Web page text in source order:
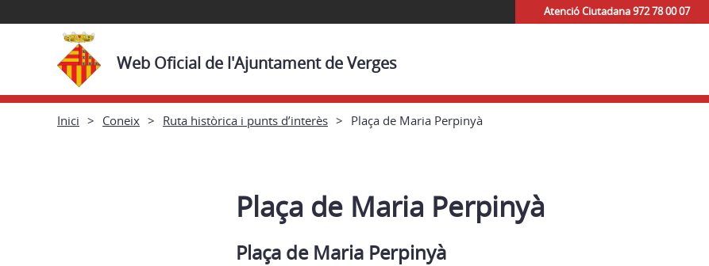
Atenció Ciutadana 972 78 00 07
Web Oficial de l'Ajuntament de Verges
Inici Coneix Ruta històrica i punts d’interès Plaça de Maria Perpinyà
Plaça de Maria Perpinyà
Plaça de Maria Perpinyà